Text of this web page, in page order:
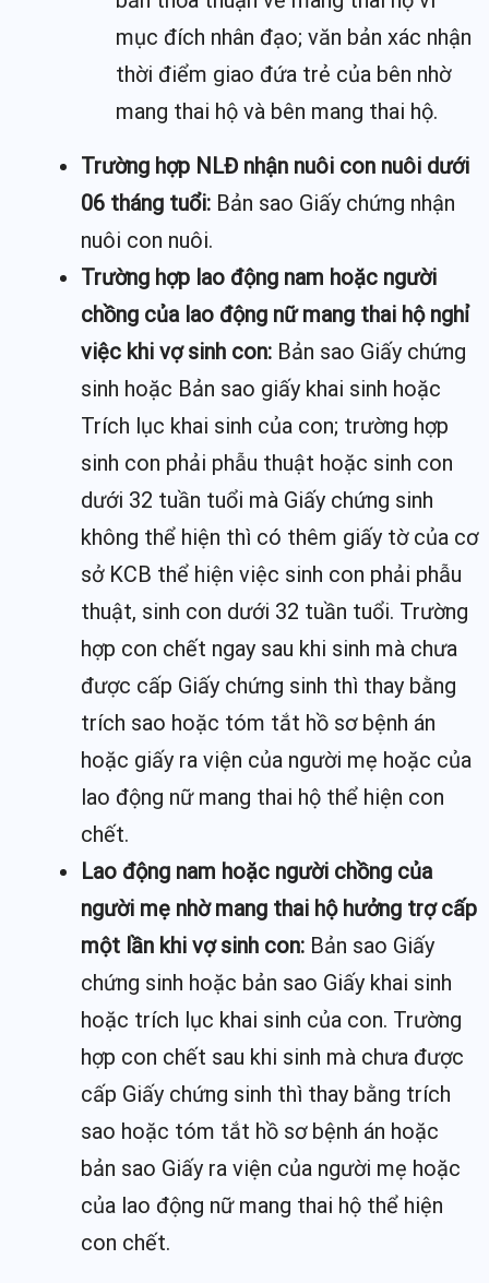
mục đích nhân đạo; văn bản xác nhận
thời điểm giao đứa trẻ của bên nhờ
mang thai hộ và bên mang thai hộ.
Trường hợp NLĐ nhận nuôi con nuôi dưới
06 tháng tuổi: Bản sao Giấy chứng nhận
nuôi con nuôi.
Trường hợp lao động nam hoặc người
chồng của lao động nữ mang thai hộ nghỉ
việc khi vợ sinh con: Bản sao Giấy chứng
sinh hoặc Bản sao giấy khai sinh hoặc
Trích lục khai sinh của con; trường hợp
sinh con phải phẫu thuật hoặc sinh con
dưới 32 tuần tuổi mà Giấy chứng sinh
không thể hiện thì có thêm giấy tờ của cơ
sở KCB thể hiện việc sinh con phải phẫu
thuật, sinh con dưới 32 tuần tuổi. Trường
hợp con chết ngay sau khi sinh mà chưa
được cấp Giấy chứng sinh thì thay bằng
trích sao hoặc tóm tắt hồ sơ bệnh án
hoặc giấy ra viện của người mẹ hoặc của
lao động nữ mang thai hộ thể hiện con
chết.
Lao động nam hoặc người chồng của
người mẹ nhờ mang thai hộ hưởng trợ cấp
một lần khi vợ sinh con: Bản sao Giấy
chứng sinh hoặc bản sao Giấy khai sinh
hoặc trích lục khai sinh của con. Trường
hợp con chết sau khi sinh mà chưa được
cấp Giấy chứng sinh thì thay bằng trích
sao hoặc tóm tắt hồ sơ bệnh án hoặc
bản sao Giấy ra viện của người mẹ hoặc
của lao động nữ mang thai hộ thể hiện
con chết.